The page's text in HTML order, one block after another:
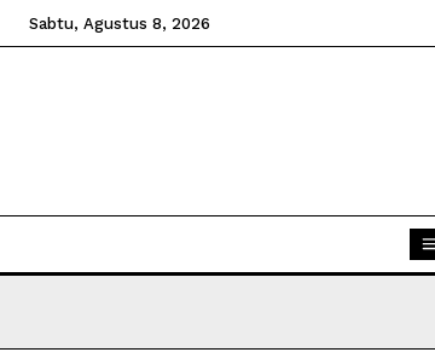
Sabtu, Agustus 8, 2026